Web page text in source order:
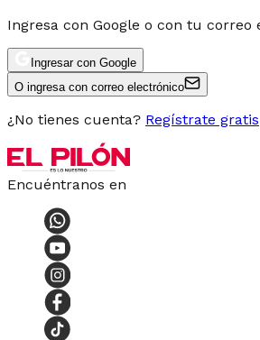
Ingresa con Google o con tu correo
Ingresar con Google
O ingresa con correo electrónico
¿No tienes cuenta? Regístrate gratis
Encuéntranos en